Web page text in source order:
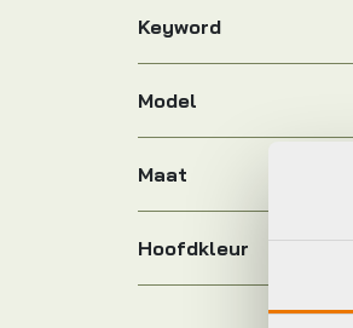
Keyword
Model
Maat
Hoofdkleur